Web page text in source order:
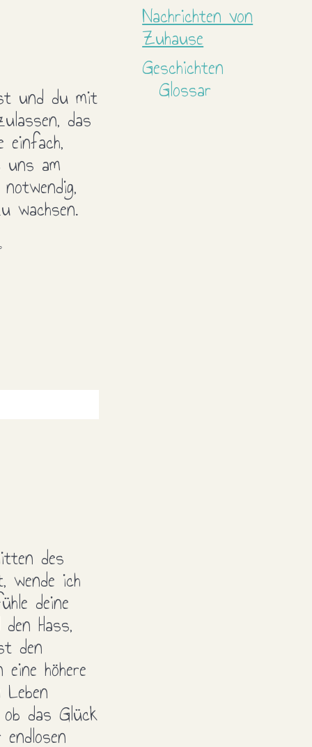
und du mit
das
uns am
wachsen.
des
wende ich
deine
Hass,
den
höhere
das Glück
Nachrichten von
Zuhause
Geschichten
Glossar